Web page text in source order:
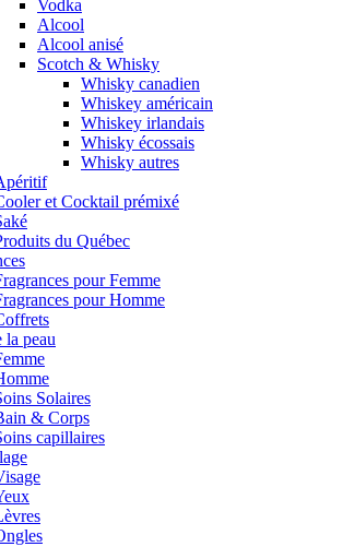
Vodka
Alcool
Alcool anisé
Scotch & Whisky
Whisky canadien
Whiskey américain
Whiskey irlandais
Whisky écossais
Whisky autres
et Cocktail prémixé
du Québec
pour Femme
pour Homme
la peau
Solaires
& Corps
capillaires